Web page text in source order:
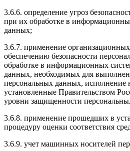
3.6.6. определение угроз
при их обработке в
данных;
3.6.7. применение
обеспечению безопасности
обработке в информационных
данных, необходимых для
персональных данных, исполнение
установленные Правительством
уровни защищенности
3.6.8. применение прошедших в
процедуру оценки соответствия
3.6.9. учет машинных носителей